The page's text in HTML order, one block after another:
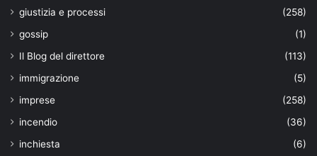
giustizia e processi
(258)
gossip
(1)
Il Blog del direttore
(113)
immigrazione
(5)
imprese
(258)
incendio
(36)
inchiesta
(6)